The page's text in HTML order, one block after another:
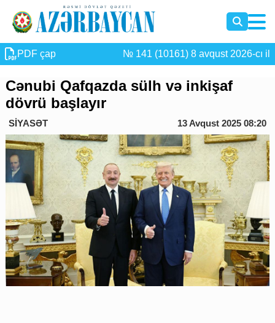
PDF çap № 141 (10161) 8 avqust 2026-cı il
Cənubi Qafqazda sülh və inkişaf
dövrü başlayır
SİYASƏT 13 Avqust 2025 08:20